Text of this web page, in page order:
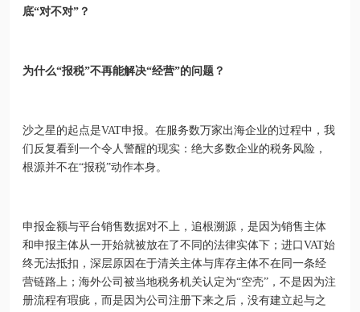
底“对不对” ？
为什么“报税”不再能解决“经营”的问题？
沙之星的起点是VAT申报。在服务数万家出海企业的过程中，我
们反复看到一个令人警醒的现实：绝大多数企业的税务风险，
根源并不在“报税”动作本身。
申报金额与平台销售数据对不上，追根溯源，是因为销售主体
和申报主体从一开始就被放在了不同的法律实体下；进口VAT始
终无法抵扣，深层原因在于清关主体与库存主体不在同一条经
营链路上；海外公司被当地税务机关认定为“空壳”，不是因为注
册流程有瑕疵，而是因为公司注册下来之后，没有建立起与之